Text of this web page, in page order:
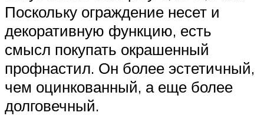
Поскольку ограждение несет и
декоративную функцию, есть
смысл покупать окрашенный
профнастил. Он более эстетичный,
чем оцинкованный, а еще более
долговечный.